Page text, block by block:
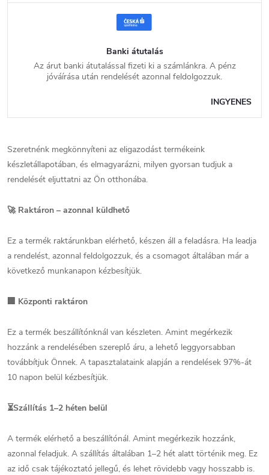
Banki átutalás
Az árut banki átutalással fizeti ki a számlánkra. A pénz
jóváírása után rendelését azonnal feldolgozzuk.
INGYENES
Szeretnénk megkönnyíteni az eligazodást termékeink
készletállapotában, és elmagyarázni, milyen gyorsan tudjuk a
rendelését eljuttatni az Ön otthonába.
🚀 Raktáron – azonnal küldhető
Ez a termék raktárunkban elérhető, készen áll a feladásra. Ha leadja
a rendelést, azonnal feldolgozzuk, és a csomagot általában már a
következő munkanapon kézbesítjük.
🏢 Központi raktáron
Ez a termék beszállítónknál van készleten. Amint megérkezik
hozzánk a rendelésében szereplő áru, a lehető leggyorsabban
továbbítjuk Önnek. A tapasztalataink alapján a rendelések 97%-át
10 napon belül kézbesítjük.
⏳Szállítás 1–2 héten belül
A termék elérhető a beszállítónál. Amint megérkezik hozzánk,
azonnal feladjuk. A szállítás általában 1–2 hét alatt történik meg. Ez
az idő csak tájékoztató jellegű, és lehet rövidebb vagy hosszabb is.